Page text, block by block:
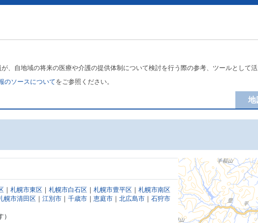
、自地域の将来の医療や介護の提供体制について検討を行う際の参考、ツールとして
のソースについてをご参照ください。
地
｜札幌市東区 ｜札幌市白石区 ｜札幌市豊平区 ｜札幌市南区
幌市清田区 ｜江別市 ｜千歳市 ｜恵庭市 ｜北広島市 ｜石狩市